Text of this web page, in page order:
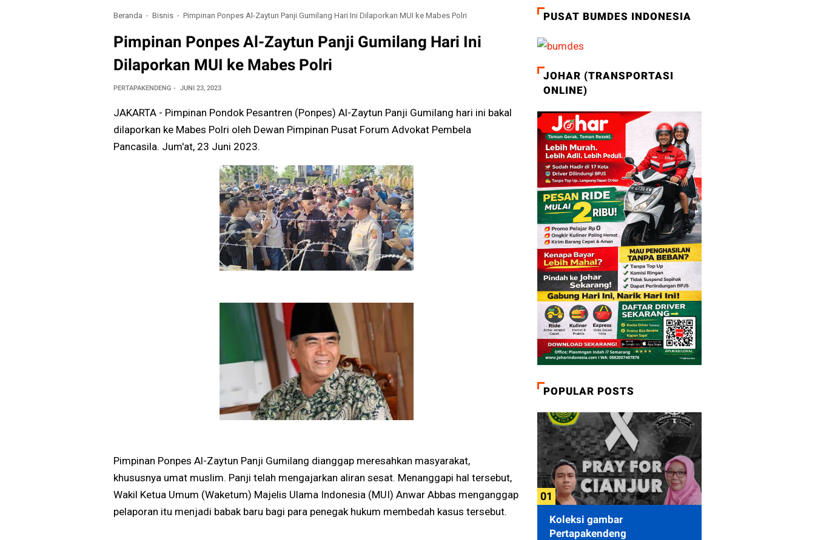
Beranda Bisnis Pimpinan Ponpes Al-Zaytun Panji Gumilang Hari Ini Dilaporkan MUI ke Mabes Polri
Pimpinan Ponpes Al-Zaytun Panji Gumilang Hari Ini
Dilaporkan MUI ke Mabes Polri
PERTAPAKENDENG JUNI 23, 2023
JAKARTA - Pimpinan Pondok Pesantren (Ponpes) Al-Zaytun Panji Gumilang hari ini bakal
dilaporkan ke Mabes Polri oleh Dewan Pimpinan Pusat Forum Advokat Pembela
Pancasila. Jum'at, 23 Juni 2023.
Pimpinan Ponpes Al-Zaytun Panji Gumilang dianggap meresahkan masyarakat,
khususnya umat muslim. Panji telah mengajarkan aliran sesat. Menanggapi hal tersebut,
Wakil Ketua Umum (Waketum) Majelis Ulama Indonesia (MUI) Anwar Abbas menganggap
pelaporan itu menjadi babak baru bagi para penegak hukum membedah kasus tersebut.
PUSAT BUMDES INDONESIA
JOHAR (TRANSPORTASI
ONLINE)
POPULAR POSTS
Koleksi gambar
Pertapakendeng